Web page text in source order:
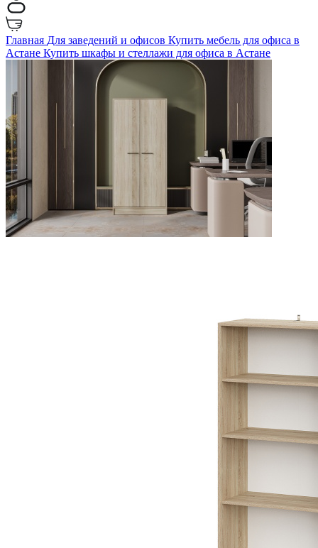
Главная Для заведений и офисов Купить мебель для офиса в
Астане Купить шкафы и стеллажи для офиса в Астане